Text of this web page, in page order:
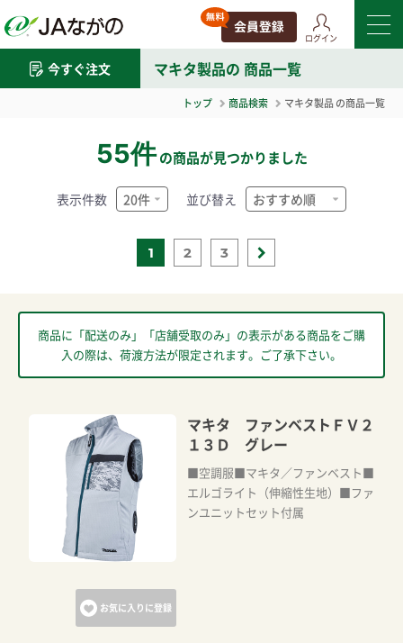
ログイン
今すぐ注文 マキタ製品の 商品一覧
トップ 商品検索 マキタ製品 の商品一覧
55件 の商品が見つかりました
1 2 3
表示件数 並び替え
商品に「配送のみ」「店舗受取のみ」の表示がある商品をご購
入の際は、荷渡方法が限定されます。ご了承下さい。
お気に入りに登録
マキタ ファンベストＦＶ２
１３Ｄ グレー
■空調服■マキタ／ファンベスト■
エルゴライト（伸縮性生地）■ファ
ンユニットセット付属